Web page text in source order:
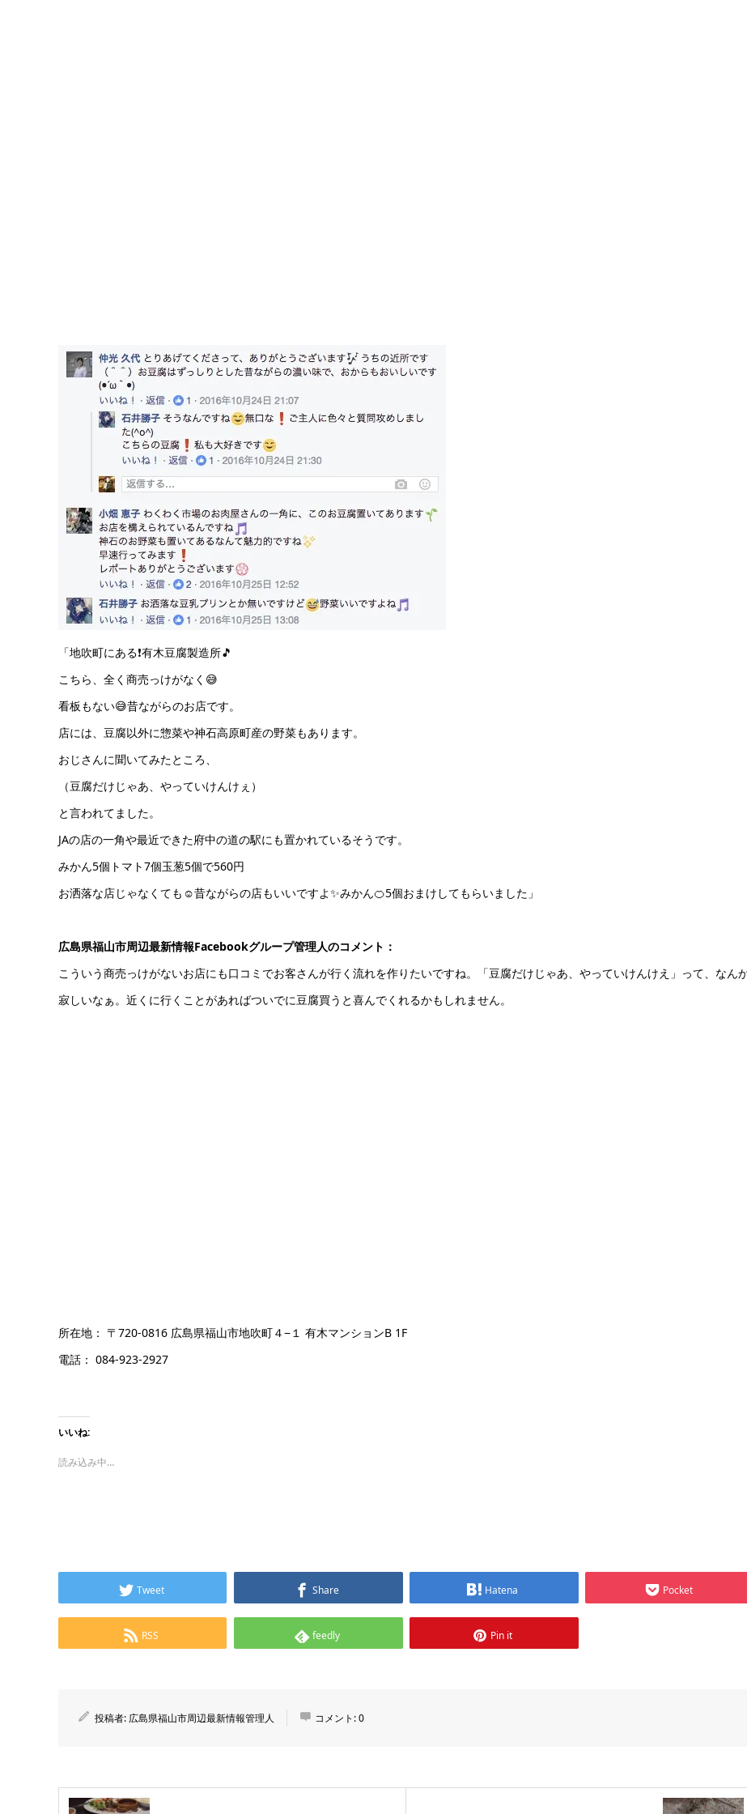
「地吹町にある❗有木豆腐製造所🎵
こちら、全く商売っけがなく😅
看板もない😅昔ながらのお店です。
店には、豆腐以外に惣菜や神石高原町産の野菜もあります。
おじさんに聞いてみたところ、
（豆腐だけじゃあ、やっていけんけぇ）
と言われてました。
JAの店の一角や最近できた府中の道の駅にも置かれているそうです。
みかん5個トマト7個玉葱5個で560円
お洒落な店じゃなくても☺昔ながらの店もいいですよ✨みかん🍊5個おまけしてもらいました」
広島県福山市周辺最新情報Facebookグループ管理人のコメント：
こういう商売っけがないお店にも口コミでお客さんが行く流れを作りたいですね。「豆腐だけじゃあ、やっていけんけえ」って、なん
寂しいなぁ。近くに行くことがあればついでに豆腐買うと喜んでくれるかもしれません。
所在地： 〒720-0816 広島県福山市地吹町４−１ 有木マンションB 1F
電話： 084-923-2927
いいね:
読み込み中…
Tweet Share Hatena Pocket
RSS feedly Pin it
投稿者: 広島県福山市周辺最新情報管理人 コメント:0